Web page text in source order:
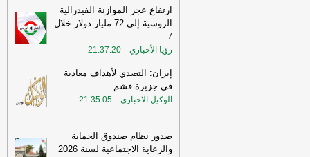
ارتفاع عجز الموازنة الفيدرالية
الروسية إلى 72 مليار دولار خلال
7
...
رؤيا الأخباري -
21:37:20
إيران: التصدي لأهداف معادية
في جزيرة قشم
الوكيل الاخباري -
21:35:05
صدور نظام صندوق الحماية
والرعاية الاجتماعية لسنة 2026